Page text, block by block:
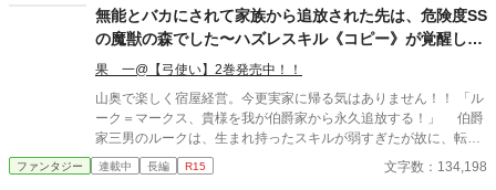
なってしまった。 だが、そこは誰も住んでいない『呪われた地』
と云われる辺境の魔境。 ……いいじゃん！ 誰もいないなんて好
都合！ 悠々自適に暮らそうと意気込む俺だったが、行きの馬車に
隠れていたのは、なんと先ほど助けた王女様！？ どうやら王城で
酷い扱いを受けていた彼女は、城を捨てて俺についてきたらし
い。 王女様は命を狙われており、戻れば殺されるらしい。 ならば
一緒に連れて行くしかあるまい。 資金もあるし、誰も居ない領地
も貰えて好き勝手できる。 これって最高なのでは？ ※マルチ投稿
しています。
無能とバカにされて家族から追放された先は、危険度SS
の魔獣の森でした〜ハズレスキル《コピー》が覚醒した
ので危険地帯を開拓します～
果 一@【弓使い】2巻発売中！！
山奥で楽しく宿屋経営。今更実家に帰る気はありません！！ 「ル
ーク＝マークス、貴様を我が伯爵家から永久追放する！」 伯爵
家三男のルークは、生まれ持ったスキルが弱すぎたが故に、転移
魔法で実家を追放されてしまう。 そうして追放された先は、ベ
テラン冒険者達も気の休まらない魔獣の森だった。 そんな場所
ファンタジー 連載中 長編 R15 文字数：134,198